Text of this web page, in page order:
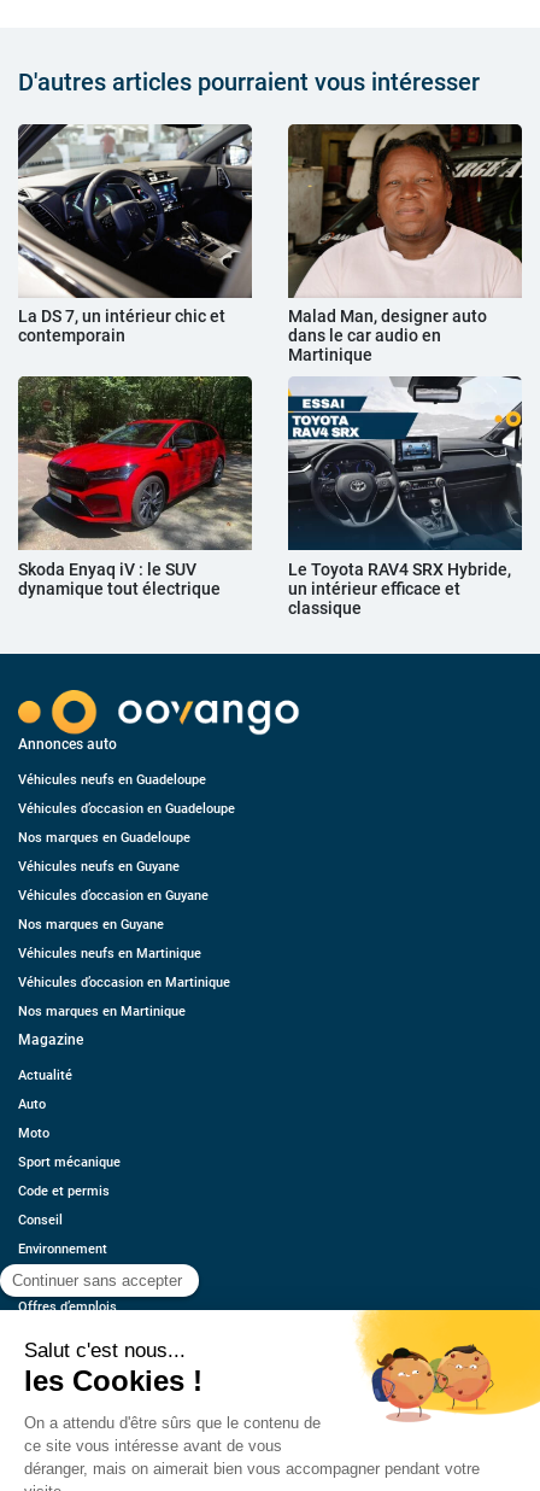
D'autres articles pourraient vous intéresser
La DS 7, un intérieur chic et
contemporain
Malad Man, designer auto
dans le car audio en
Martinique
Skoda Enyaq iV : le SUV
dynamique tout électrique
Le Toyota RAV4 SRX Hybride,
un intérieur efficace et
classique
Annonces auto
Véhicules neufs en Guadeloupe
Véhicules d’occasion en Guadeloupe
Nos marques en Guadeloupe
Véhicules neufs en Guyane
Véhicules d’occasion en Guyane
Nos marques en Guyane
Véhicules neufs en Martinique
Véhicules d’occasion en Martinique
Nos marques en Martinique
Magazine
Actualité
Auto
Moto
Sport mécanique
Code et permis
Conseil
Environnement
Économie
Offres d’emplois
Contact
Estimez votre voiture
Mentions légales